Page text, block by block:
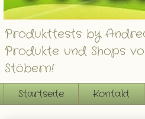
Produkttests by
Produkte und Shops
Stöbern!
Startseite Kontakt